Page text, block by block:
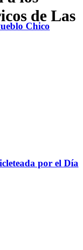
Chico
por el Día
de Las